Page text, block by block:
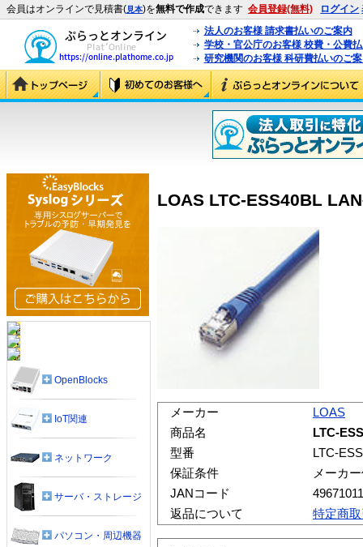
会員はオンラインで見積書(見本)を無料で作成できます 会員登録(無料) ログイン
法人のお客様 請求書払いのご案内
学校・官公庁のお客様 校費・公費
研究機関のお客様 科研費払いのご
LOAS LTC-ESS40BL
メーカー
LOAS
商品名
LTC-
型番
LTC-
保証条件
メーカ
JANコード
返品について
特定商
OpenBlocks
IoT関連
ネットワーク
サーバ・ストレージ
パソコン・周辺機器